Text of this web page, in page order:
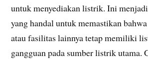
untuk menyediakan listrik. Ini
yang handal untuk memastikan
atau fasilitas lainnya tetap memiliki
gangguan pada sumber listrik utama.